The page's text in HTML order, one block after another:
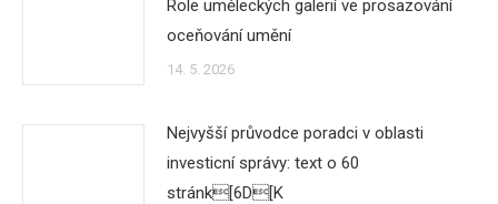
Role uměleckých galerií ve prosazování
oceňování umění
14. 5. 2026
Nejvyšší průvodce poradci v oblasti
investicní správy: text o 60
stránk[6D[K